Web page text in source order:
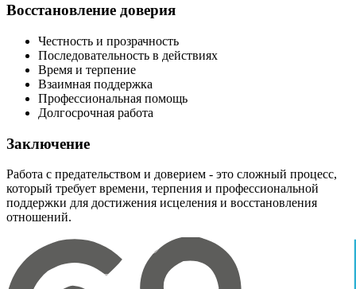
Восстановление доверия
Честность и прозрачность
Последовательность в действиях
Время и терпение
Взаимная поддержка
Профессиональная помощь
Долгосрочная работа
Заключение
Работа с предательством и доверием - это сложный процесс,
который требует времени, терпения и профессиональной
поддержки для достижения исцеления и восстановления
отношений.